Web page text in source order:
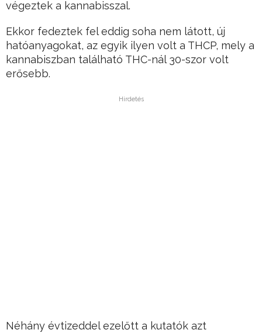
végeztek a kannabisszal.
Ekkor fedeztek fel eddig soha nem látott, új
hatóanyagokat, az egyik ilyen volt a THCP, mely a
kannabiszban található THC-nál 30-szor volt
erősebb.
Hirdetés
Néhány évtizeddel ezelőtt a kutatók azt